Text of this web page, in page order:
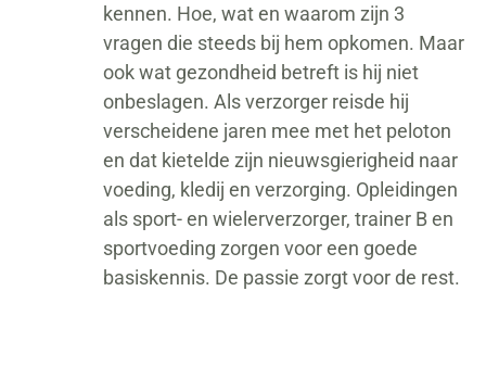
kennen. Hoe, wat en waarom zijn 3
vragen die steeds bij hem opkomen. Maar
ook wat gezondheid betreft is hij niet
onbeslagen. Als verzorger reisde hij
verscheidene jaren mee met het peloton
en dat kietelde zijn nieuwsgierigheid naar
voeding, kledij en verzorging. Opleidingen
als sport- en wielerverzorger, trainer B en
sportvoeding zorgen voor een goede
basiskennis. De passie zorgt voor de rest.